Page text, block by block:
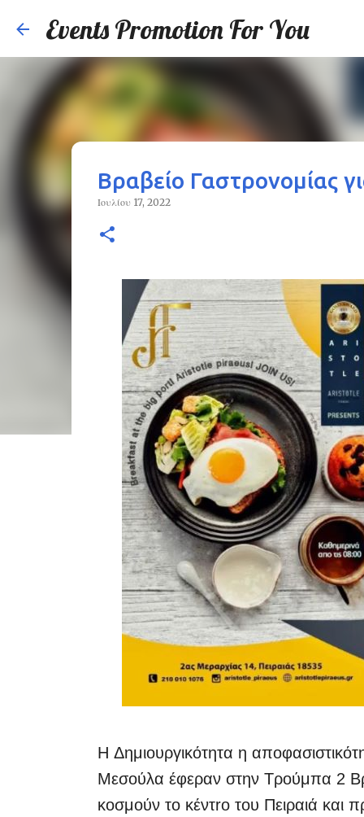
Events Promotion For You
Βραβείο Γαστρονομίας
Ιουλίου 17, 2022
H Δημιουργικότητα η
Μεσούλα έφεραν στην Τρούμπα 2
κοσμούν το κέντrο του Πειραιά και